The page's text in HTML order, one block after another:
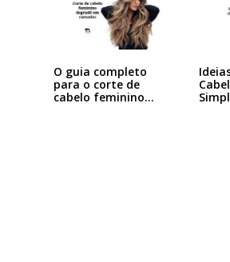
O guia completo
para o corte de
cabelo feminino…